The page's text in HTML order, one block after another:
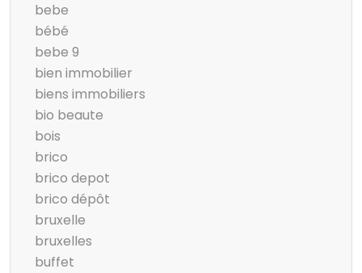
bebe
bébé
bebe 9
bien immobilier
biens immobiliers
bio beaute
bois
brico
brico depot
brico dépôt
bruxelle
bruxelles
buffet